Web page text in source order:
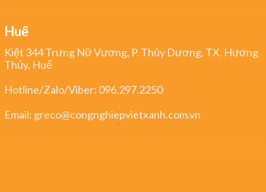
Huế
Kiệt 344 Trưng Nữ Vương, P. Thủy Dương, TX. Hương
Thủy, Huế
Hotline/Zalo/Viber: 096.297.2250
Email: greco@congnghiepvietxanh.com.vn